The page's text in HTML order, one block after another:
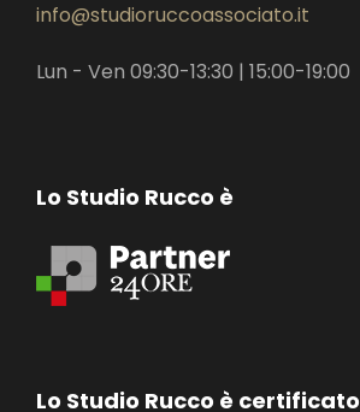
info@studioruccoassociato.it
Lun - Ven 09:30-13:30 | 15:00-19:00
Lo Studio Rucco è
Lo Studio Rucco è certificato